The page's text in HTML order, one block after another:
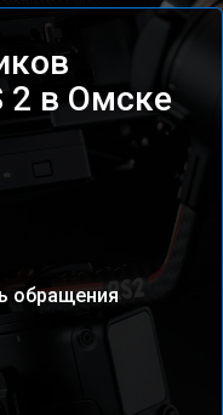
2 в Омске
обращения